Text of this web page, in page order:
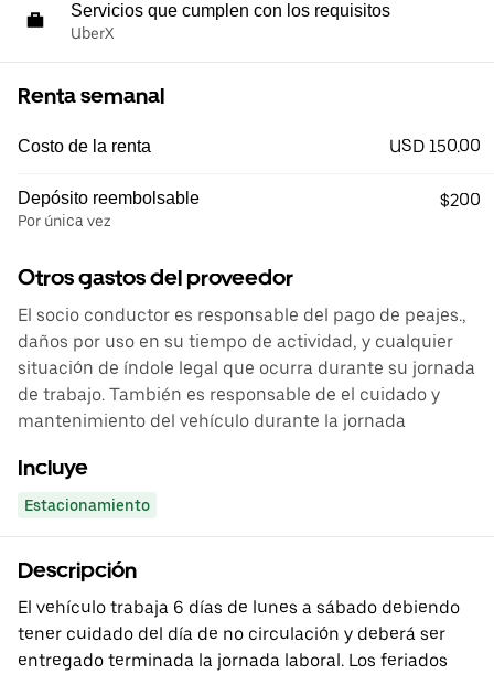
Servicios que cumplen con los requisitos
UberX
Renta semanal
Costo de la renta USD 150.00
Depósito reembolsable
Por única vez
$200
Otros gastos del proveedor
El socio conductor es responsable del pago de peajes.,
daños por uso en su tiempo de actividad, y cualquier
situación de índole legal que ocurra durante su jornada
de trabajo. También es responsable de el cuidado y
mantenimiento del vehículo durante la jornada
Incluye
Estacionamiento
Descripción
El vehículo trabaja 6 días de lunes a sábado debiendo
tener cuidado del día de no circulación y deberá ser
entregado terminada la jornada laboral. Los feriados